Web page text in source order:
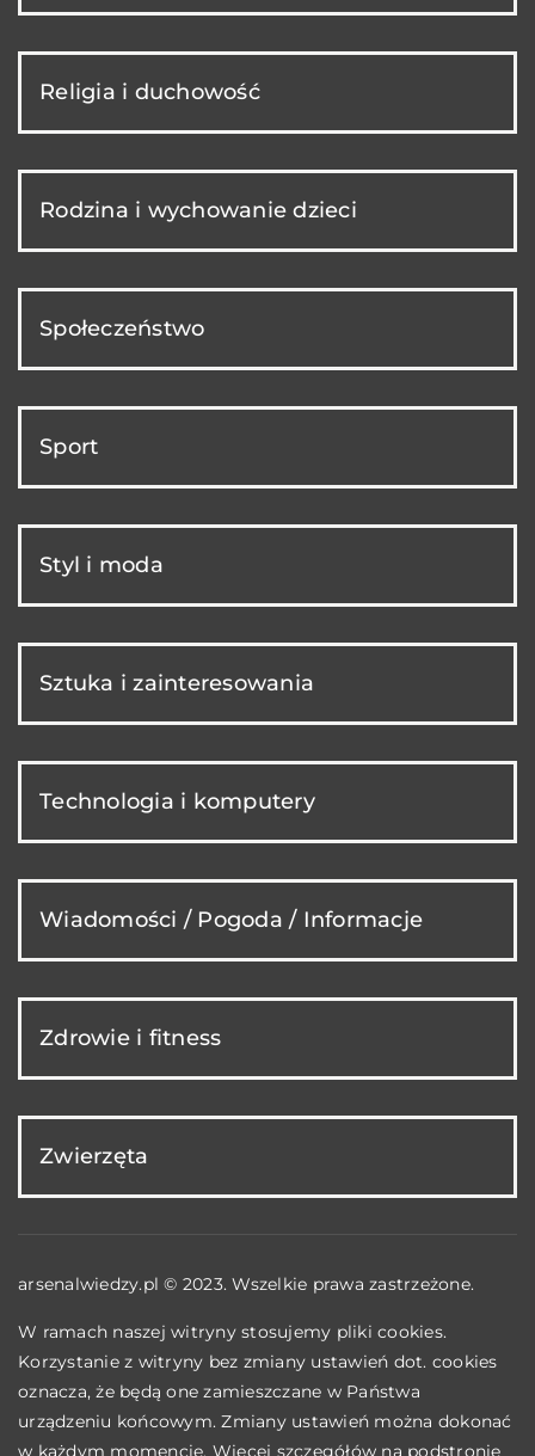
Religia i duchowość
Rodzina i wychowanie dzieci
Społeczeństwo
Sport
Styl i moda
Sztuka i zainteresowania
Technologia i komputery
Wiadomości / Pogoda / Informacje
Zdrowie i fitness
Zwierzęta
arsenalwiedzy.pl © 2023. Wszelkie prawa zastrzeżone.
W ramach naszej witryny stosujemy pliki cookies.
Korzystanie z witryny bez zmiany ustawień dot. cookies
oznacza, że będą one zamieszczane w Państwa
urządzeniu końcowym. Zmiany ustawień można dokonać
w każdym momencie. Więcej szczegółów na podstronie